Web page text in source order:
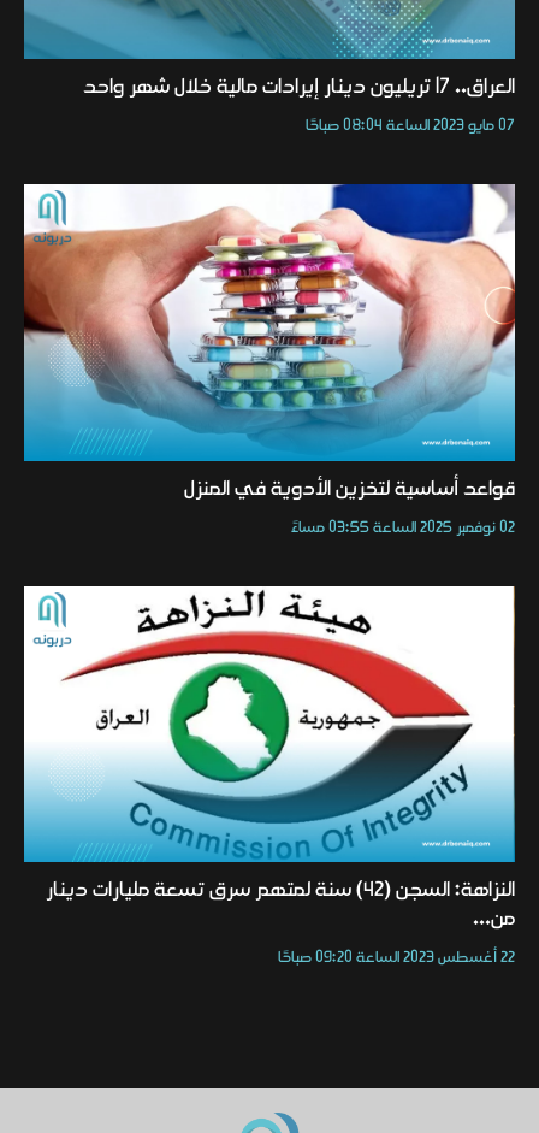
العراق.. 17 تريليون دينار إيرادات مالية خلال شهر واحد
07 مايو 2023 الساعة 08:04 صباحًا
قواعد أساسية لتخزين الأدوية في المنزل
02 نوفمبر 2025 الساعة 03:55 مساءً
النزاهة: السجن (42) سنة لمتهم سرق تسعة مليارات دينار
من...
22 أغسطس 2023 الساعة 09:20 صباحًا